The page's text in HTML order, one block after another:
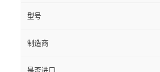
型号
制造商